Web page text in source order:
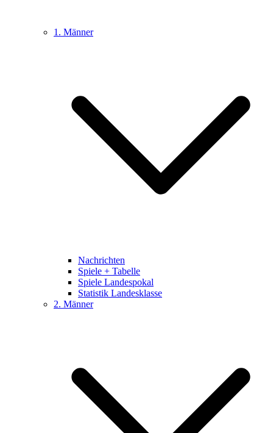
1. Männer
Nachrichten
Spiele + Tabelle
Spiele Landespokal
Statistik Landesklasse
2. Männer